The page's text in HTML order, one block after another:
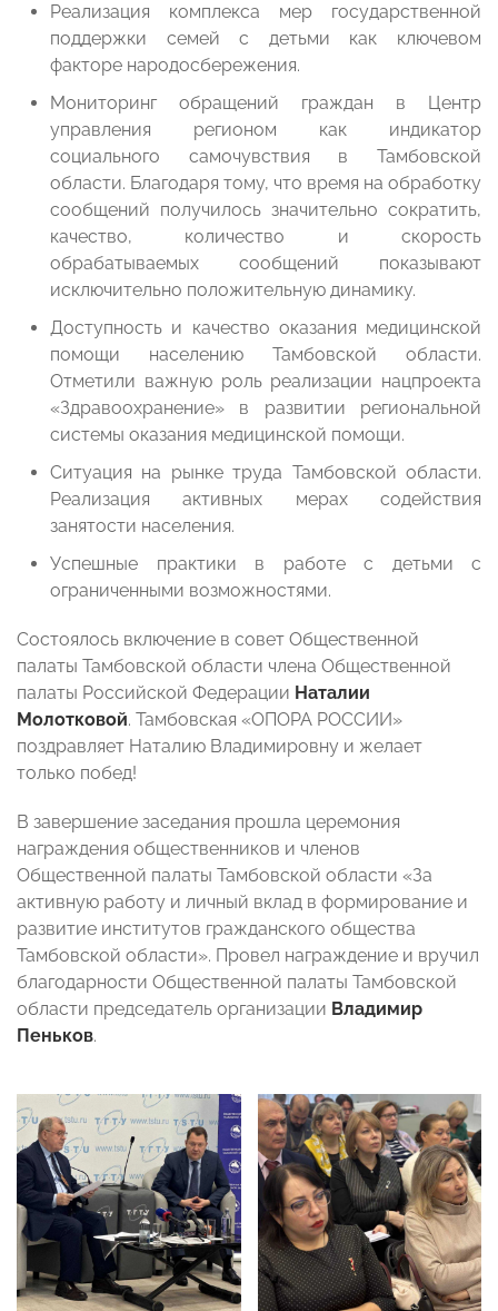
Реализация комплекса мер государственной
поддержки семей с детьми как ключевом
факторе народосбережения.
Мониторинг обращений граждан в Центр
управления регионом как индикатор
социального самочувствия в Тамбовской
области. Благодаря тому, что время на обработку
сообщений получилось значительно сократить,
качество, количество и скорость
обрабатываемых сообщений показывают
исключительно положительную динамику.
Доступность и качество оказания медицинской
помощи населению Тамбовской области.
Отметили важную роль реализации нацпроекта
«Здравоохранение» в развитии региональной
системы оказания медицинской помощи.
Ситуация на рынке труда Тамбовской области.
Реализация активных мерах содействия
занятости населения.
Успешные практики в работе с детьми с
ограниченными возможностями.
Состоялось включение в совет Общественной
палаты Тамбовской области члена Общественной
палаты Российской Федерации Наталии
Молотковой. Тамбовская «ОПОРА РОССИИ»
поздравляет Наталию Владимировну и желает
только побед!
В завершение заседания прошла церемония
награждения общественников и членов
Общественной палаты Тамбовской области «За
активную работу и личный вклад в формирование и
развитие институтов гражданского общества
Тамбовской области». Провел награждение и вручил
благодарности Общественной палаты Тамбовской
области председатель организации Владимир
Пеньков.